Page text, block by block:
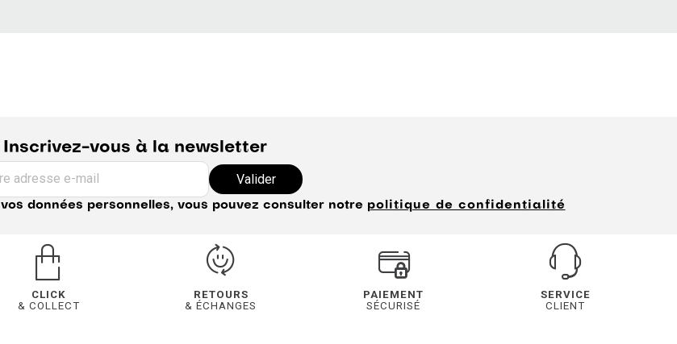
Inscrivez-vous à la newsletter
adresse e-mail Valider
données personnelles, vous pouvez consulter notre politique de confidentialité
CLICK
& COLLECT
RETOURS
& ÉCHANGES
PAIEMENT
SÉCURISÉ
SERVICE
CLIENT